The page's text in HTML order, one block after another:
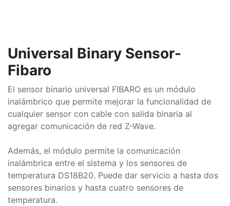
Universal Binary Sensor-
Fibaro
El sensor binario universal FIBARO es un módulo
inalámbrico que permite mejorar la funcionalidad de
cualquier sensor con cable con salida binaria al
agregar comunicación de red Z-Wave.
Además, el módulo permite la comunicación
inalámbrica entre el sistema y los sensores de
temperatura DS18B20. Puede dar servicio a hasta dos
sensores binarios y hasta cuatro sensores de
temperatura.